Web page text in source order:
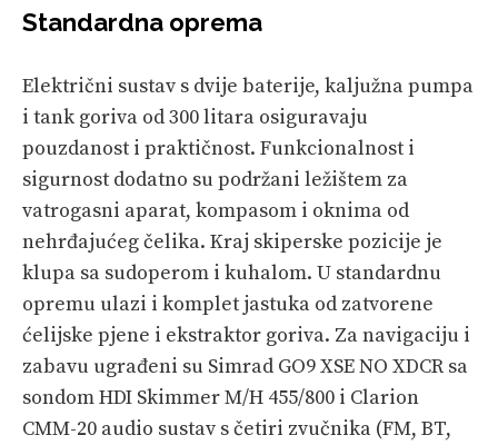
Standardna oprema
Električni sustav s dvije baterije, kaljužna pumpa
i tank goriva od 300 litara osiguravaju
pouzdanost i praktičnost. Funkcionalnost i
sigurnost dodatno su podržani ležištem za
vatrogasni aparat, kompasom i oknima od
nehrđajućeg čelika. Kraj skiperske pozicije je
klupa sa sudoperom i kuhalom. U standardnu
opremu ulazi i komplet jastuka od zatvorene
ćelijske pjene i ekstraktor goriva. Za navigaciju i
zabavu ugrađeni su Simrad GO9 XSE NO XDCR sa
sondom HDI Skimmer M/H 455/800 i Clarion
CMM-20 audio sustav s četiri zvučnika (FM, BT,